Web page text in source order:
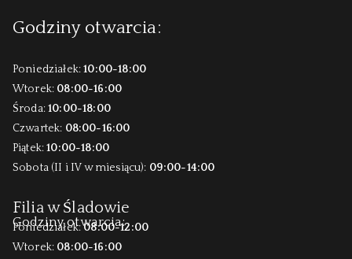
Godziny otwarcia:
Poniedziałek:10:00-18:00
Wtorek: 08:00-16:00
Środa:10:00-18:00
Czwartek: 08:00-16:00
Piątek:10:00-18:00
Sobota (II i IV w miesiącu): 09:00-14:00
Filia w Śladowie
Godziny otwarcia:
Poniedziałek:08:00-12:00
Wtorek: 08:00-16:00